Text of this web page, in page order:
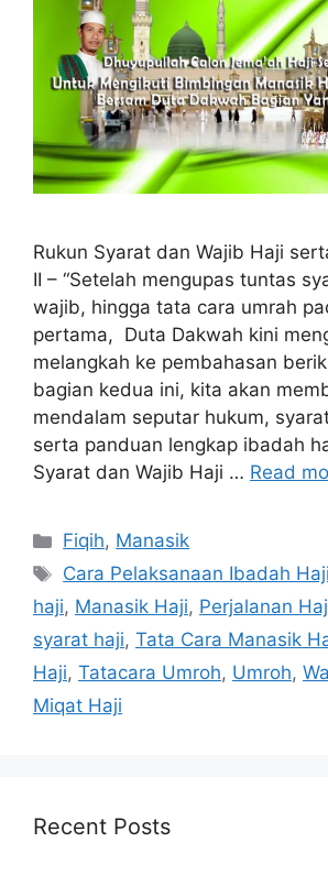
Rukun Syarat dan Wajib Haji
II – “Setelah mengupas tuntas
wajib, hingga tata cara umrah
pertama, Duta Dakwah kini
melangkah ke pembahasan
bagian kedua ini, kita akan
mendalam seputar hukum,
serta panduan lengkap ibadah
Syarat dan Wajib Haji … Read
Categories
Fiqih, Manasik
Tags
Cara Pelaksanaan Ibadah Haji
haji, Manasik Haji, Perjalanan
syarat haji, Tata Cara Manasik
Haji, Tatacara Umroh, Umroh,
Miqat Haji
Recent Posts